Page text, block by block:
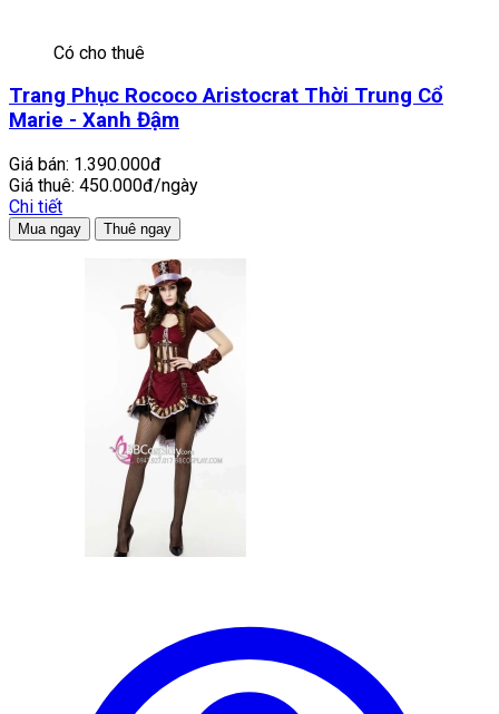
Có cho thuê
Trang Phục Rococo Aristocrat Thời Trung Cổ
Marie - Xanh Đậm
Giá bán: 1.390.000đ
Giá thuê: 450.000đ/ngày
Chi tiết
Mua ngay Thuê ngay